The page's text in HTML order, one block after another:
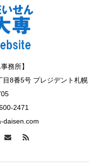
務所】
8番5号 プレジデント札幌
2471
daisen.com